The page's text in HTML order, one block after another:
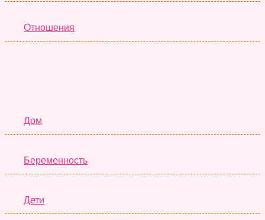
Отношения
Дом
Беременность
Дети